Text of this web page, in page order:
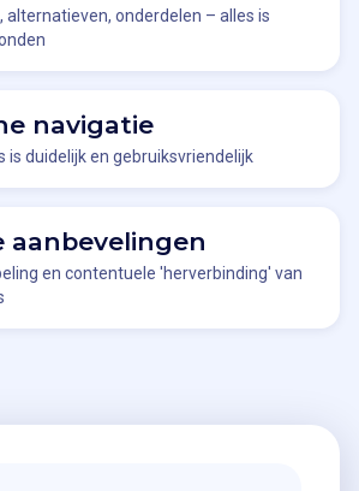
alternatieven, onderdelen – alles is
navigatie
is duidelijk en gebruiksvriendelijk
aanbevelingen
en contentuele 'herverbinding' van